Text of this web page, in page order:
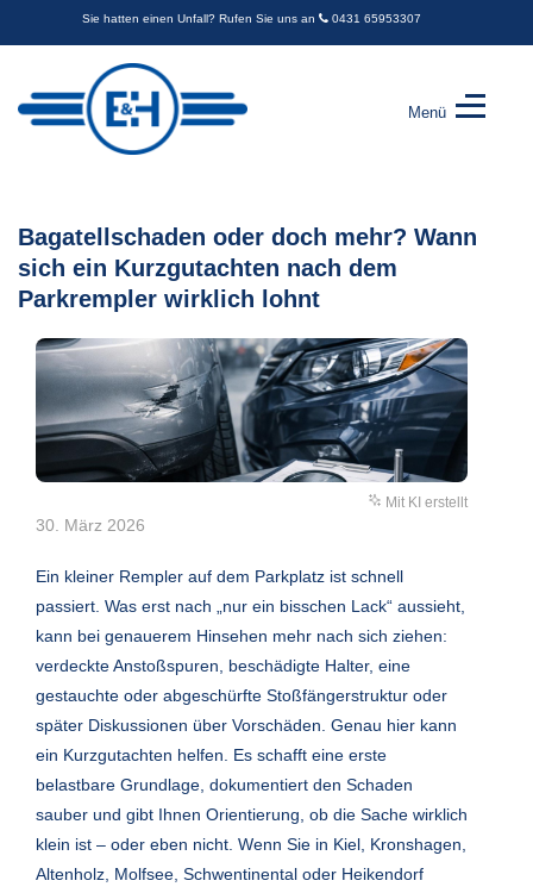
Sie hatten einen Unfall? Rufen Sie uns an 0431 65953307
GbR
-
Kfz-
Sachverständige
Menü
Bagatellschaden oder doch mehr? Wann
sich ein Kurzgutachten nach dem
Parkrempler wirklich lohnt
Mit KI erstellt
30. März 2026
Ein kleiner Rempler auf dem Parkplatz ist schnell
passiert. Was erst nach „nur ein bisschen Lack“ aussieht,
kann bei genauerem Hinsehen mehr nach sich ziehen:
verdeckte Anstoßspuren, beschädigte Halter, eine
gestauchte oder abgeschürfte Stoßfängerstruktur oder
später Diskussionen über Vorschäden. Genau hier kann
ein Kurzgutachten helfen. Es schafft eine erste
belastbare Grundlage, dokumentiert den Schaden
sauber und gibt Ihnen Orientierung, ob die Sache wirklich
klein ist – oder eben nicht. Wenn Sie in Kiel, Kronshagen,
Altenholz, Molfsee, Schwentinental oder Heikendorf